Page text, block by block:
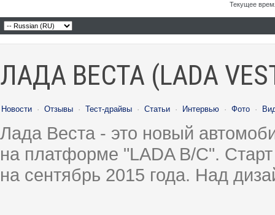
Текущее
ЛАДА ВЕСТА (LADA
Новости · Отзывы · Тест-драйвы · Статьи · Интервью · Фото ·
Лада Веста - это новый
на платформе "LADA B/C".
на сентябрь 2015 года. Над